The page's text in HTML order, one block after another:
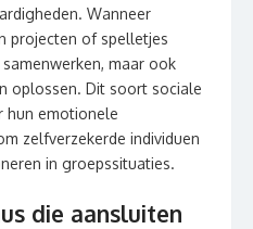
Wanneer
projecten of spelletjes
maar ook
oplossen. Dit soort sociale
hun emotionele
zelfverzekerde individuen
in groepssituaties.
die aansluiten